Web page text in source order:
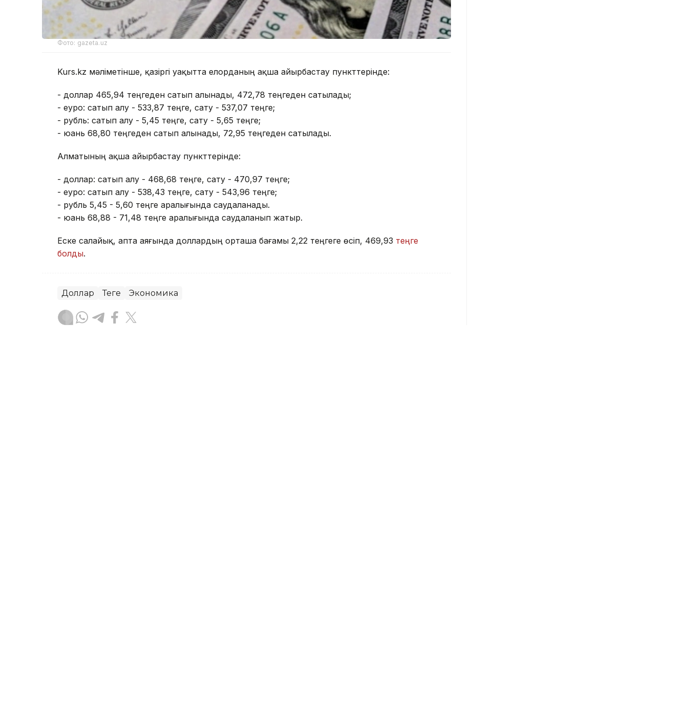
Фото: gazeta.uz
Kurs.kz мәліметінше, қазіргі уақытта елорданың ақша айырбастау пункттерінде:
- доллар 465,94 теңгеден сатып алынады, 472,78 теңгеден сатылады;
- еуро: сатып алу - 533,87 теңге, сату - 537,07 теңге;
- рубль: сатып алу - 5,45 теңге, сату - 5,65 теңге;
- юань 68,80 теңгеден сатып алынады, 72,95 теңгеден сатылады.
Алматының ақша айырбастау пункттерінде:
- доллар: сатып алу - 468,68 теңге, сату - 470,97 теңге;
- еуро: сатып алу - 538,43 теңге, сату - 543,96 теңге;
- рубль 5,45 - 5,60 теңге аралығында саудаланады.
- юань 68,88 - 71,48 теңге аралығында саудаланып жатыр.
Еске салайық, апта аяғында доллардың орташа бағамы 2,22 теңгеге өсіп, 469,93 теңге
болды.
Доллар Теңге Экономика